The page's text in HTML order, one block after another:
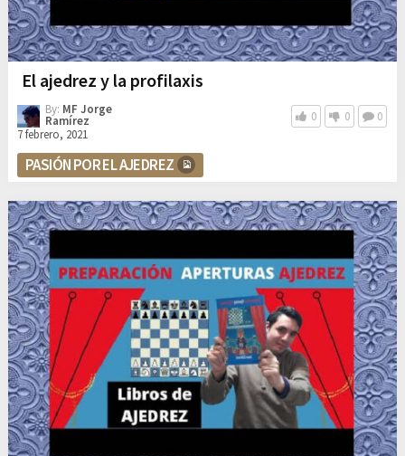
El ajedrez y la profilaxis
By: MF Jorge
Ramírez
7 febrero, 2021
0 0 0
PASIÓN POR EL AJEDREZ